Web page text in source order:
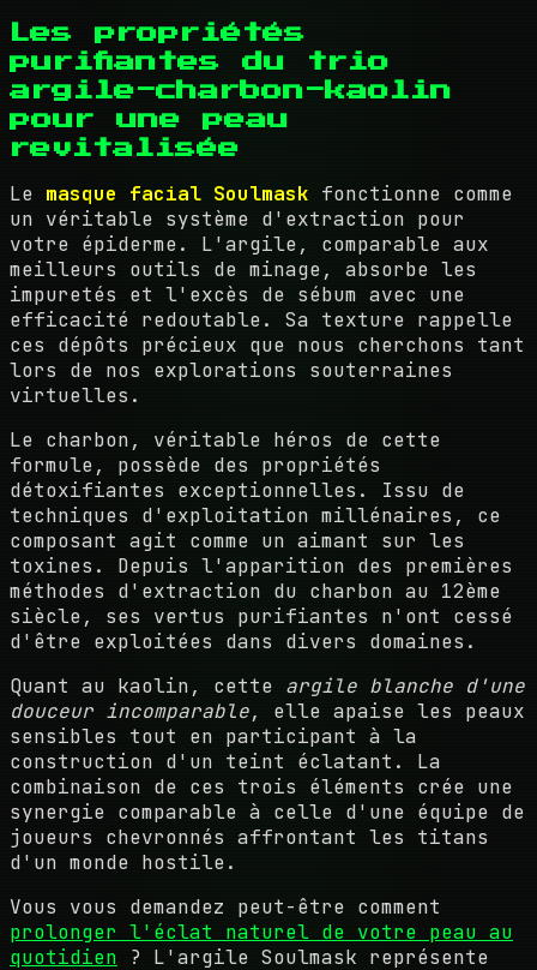
Les propriétés
purifiantes du trio
argile-charbon-kaolin
pour une peau
revitalisée
Le masque facial Soulmask fonctionne comme
un véritable système d'extraction pour
votre épiderme. L'argile, comparable aux
meilleurs outils de minage, absorbe les
impuretés et l'excès de sébum avec une
efficacité redoutable. Sa texture rappelle
ces dépôts précieux que nous cherchons tant
lors de nos explorations souterraines
virtuelles.
Le charbon, véritable héros de cette
formule, possède des propriétés
détoxifiantes exceptionnelles. Issu de
techniques d'exploitation millénaires, ce
composant agit comme un aimant sur les
toxines. Depuis l'apparition des premières
méthodes d'extraction du charbon au 12ème
siècle, ses vertus purifiantes n'ont cessé
d'être exploitées dans divers domaines.
Quant au kaolin, cette argile blanche d'une
douceur incomparable, elle apaise les peaux
sensibles tout en participant à la
construction d'un teint éclatant. La
combinaison de ces trois éléments crée une
synergie comparable à celle d'une équipe de
joueurs chevronnés affrontant les titans
d'un monde hostile.
Vous vous demandez peut-être comment
prolonger l'éclat naturel de votre peau au
quotidien ? L'argile Soulmask représente